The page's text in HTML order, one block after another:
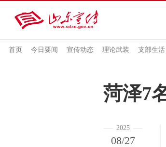
首页 今日要闻 宣传动态 理论武装 支部生活
菏泽7
2025
08/27